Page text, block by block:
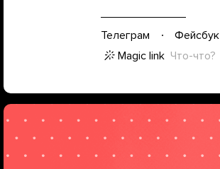
Телеграм Фейсбук
Magic link Что-что?